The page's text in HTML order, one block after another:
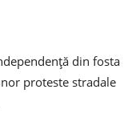
din fosta
proteste stradale